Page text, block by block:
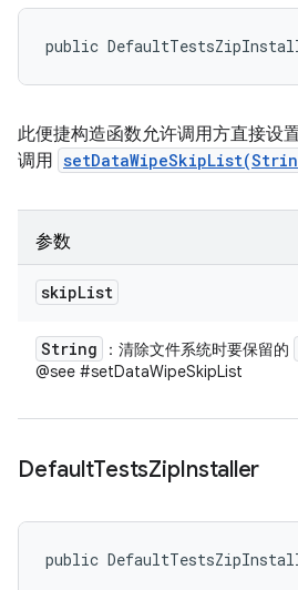
public
此便捷构造函数允许调用方直接设
调用
参数
skipList
String ：清除文件系统时要保留的
@see #setDataWipeSkipList
DefaultTestsZipInstaller
public